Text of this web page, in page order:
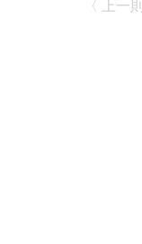
〈 上一則